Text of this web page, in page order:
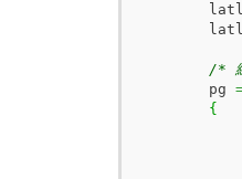
/*
        pg
{